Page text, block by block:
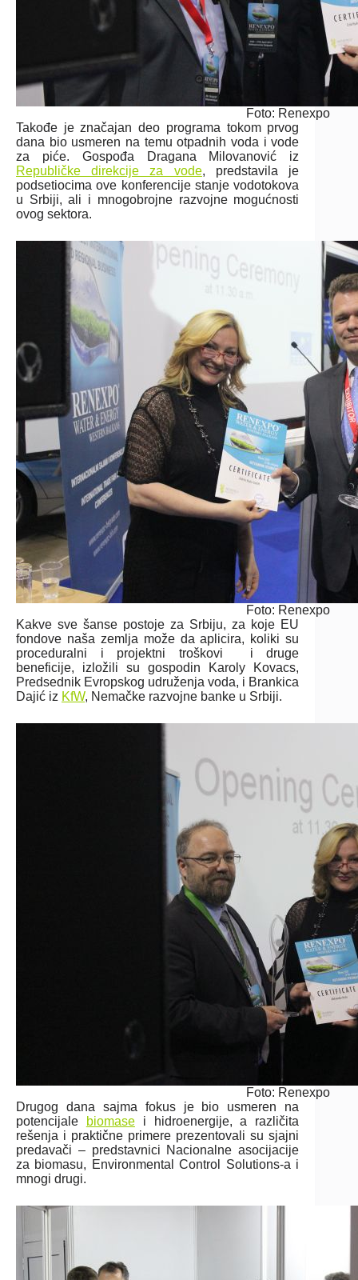
Foto: Renexpo
Takođe je značajan deo programa tokom prvog
dana bio usmeren na temu otpadnih voda i vode
za piće. Gospođa Dragana Milovanović iz
Republičke direkcije za vode, predstavila je
podsetiocima ove konferencije stanje vodotokova
u Srbiji, ali i mnogobrojne razvojne mogućnosti
ovog sektora.
Foto: Renexpo
Kakve sve šanse postoje za Srbiju, za koje EU
fondove naša zemlja može da aplicira, koliki su
proceduralni i projektni troškovi i druge
beneficije, izložili su gospodin Karoly Kovacs,
Predsednik Evropskog udruženja voda, i Brankica
Dajić iz KfW, Nemačke razvojne banke u Srbiji.
Foto: Renexpo
Drugog dana sajma fokus je bio usmeren na
potencijale
biomasei hidroenergije, a različita
rešenja i praktične primere prezentovali su sjajni
predavači – predstavnici Nacionalne asocijacije
za biomasu, Environmental Control Solutions-a i
mnogi drugi.